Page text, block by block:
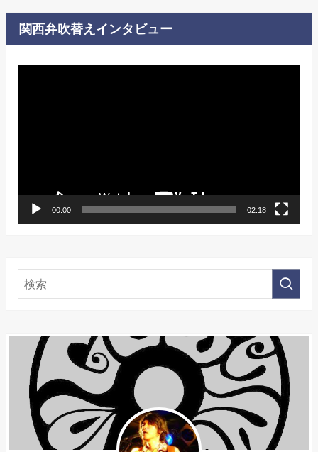
関西弁吹替えインタビュー
00:00 02:18